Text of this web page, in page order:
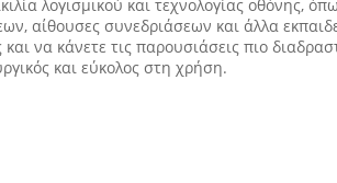
λογισμικού και τεχνολογίας οθόνης,
αίθουσες συνεδριάσεων και άλλα
να κάνετε τις παρουσιάσεις πιο
και εύκολος στη χρήση.